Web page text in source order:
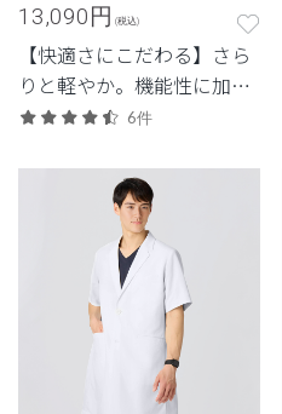
13,090円 (税込)
【快適さにこだわる】さら
りと軽やか。機能性に加
え、見た目のスマートさも
6件